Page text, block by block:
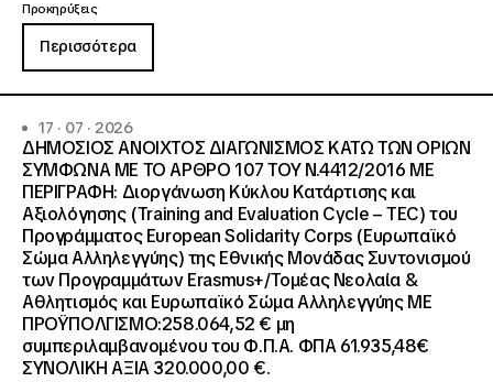
Προκηρύξεις
Περισσότερα
17 · 07 · 2026
ΔΗΜΟΣΙΟΣ ΑΝΟΙΧΤΟΣ ΔΙΑΓΩΝΙΣΜΟΣ ΚΑΤΩ ΤΩΝ ΟΡΙΩΝ
ΣΥΜΦΩΝΑ ΜΕ ΤΟ ΑΡΘΡΟ 107 ΤΟΥ Ν.4412/2016 ΜΕ
ΠΕΡΙΓΡΑΦΗ: Διοργάνωση Κύκλου Κατάρτισης και
Αξιολόγησης (Training and Evaluation Cycle – TEC) του
Προγράμματος European Solidarity Corps (Ευρωπαϊκό
Σώμα Αλληλεγγύης) της Εθνικής Μονάδας Συντονισμού
των Προγραμμάτων Erasmus+/Τομέας Νεολαία &
Αθλητισμός και Ευρωπαϊκό Σώμα Αλληλεγγύης ΜΕ
ΠΡΟΫΠΟΛΓΙΣΜΟ:258.064,52 € μη
συμπεριλαμβανομένου του Φ.Π.Α. ΦΠΑ 61.935,48€
ΣΥΝΟΛΙΚΗ ΑΞΙΑ 320.000,00 €.